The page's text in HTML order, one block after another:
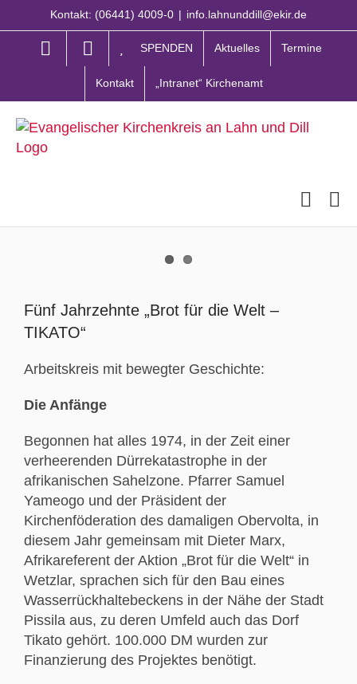
Inhalt
Kontakt: (06441) 4009-0 | info.lahnunddill@ekir.de
SPENDEN Aktuelles Termine
Kontakt „Intranet“ Kirchenamt
grösseres
Bild
Fünf Jahrzehnte „Brot für die Welt –
TIKATO“
Arbeitskreis mit bewegter Geschichte:
Die Anfänge
Begonnen hat alles 1974, in der Zeit einer
verheerenden Dürrekatastrophe in der
afrikanischen Sahelzone. Pfarrer Samuel
Yameogo und der Präsident der
Kirchenföderation des damaligen Obervolta, in
diesem Jahr gemeinsam mit Dieter Marx,
Afrikareferent der Aktion „Brot für die Welt“ in
Wetzlar, sprachen sich für den Bau eines
Wasserrückhaltebeckens in der Nähe der Stadt
Pissila aus, zu deren Umfeld auch das Dorf
Tikato gehört. 100.000 DM wurden zur
Finanzierung des Projektes benötigt.